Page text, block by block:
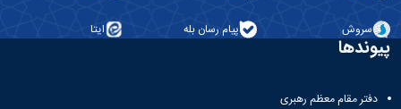
سروش پیام رسان بله ایتا
پیوندها
دفتر مقام معظم رهبری